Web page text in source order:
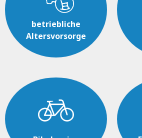
betriebliche
Altersvorsorge